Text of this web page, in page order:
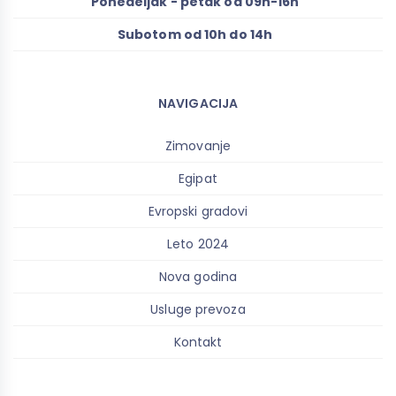
Subotom od 10h do 14h
NAVIGACIJA
Zimovanje
Egipat
Evropski gradovi
Leto 2024
Nova godina
Usluge prevoza
Kontakt